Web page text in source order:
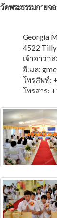
วัดพระธรรมกายจอ
Georgia
4522 Tilly
เจ้าอาวา
อีเมล:
โทรศัพท์:
โทรสาร: